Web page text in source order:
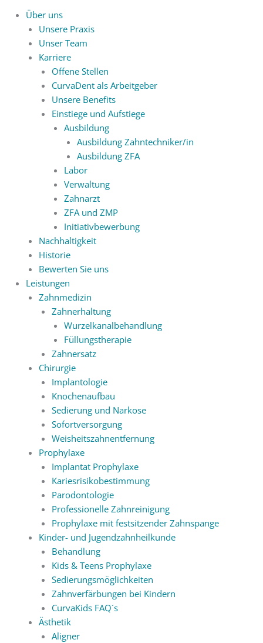
Über uns
Unsere Praxis
Unser Team
Karriere
Offene Stellen
CurvaDent als Arbeitgeber
Unsere Benefits
Einstiege und Aufstiege
Ausbildung
Ausbildung Zahntechniker/in
Ausbildung ZFA
Labor
Verwaltung
Zahnarzt
ZFA und ZMP
Initiativbewerbung
Nachhaltigkeit
Historie
Bewerten Sie uns
Leistungen
Zahnmedizin
Zahnerhaltung
Wurzelkanalbehandlung
Füllungstherapie
Zahnersatz
Chirurgie
Implantologie
Knochenaufbau
Sedierung und Narkose
Sofortversorgung
Weisheitszahnentfernung
Prophylaxe
Implantat Prophylaxe
Kariesrisikobestimmung
Parodontologie
Professionelle Zahnreinigung
Prophylaxe mit festsitzender Zahnspange
Kinder- und Jugendzahnheilkunde
Behandlung
Kids & Teens Prophylaxe
Sedierungsmöglichkeiten
Zahnverfärbungen bei Kindern
CurvaKids FAQ´s
Ästhetik
Aligner